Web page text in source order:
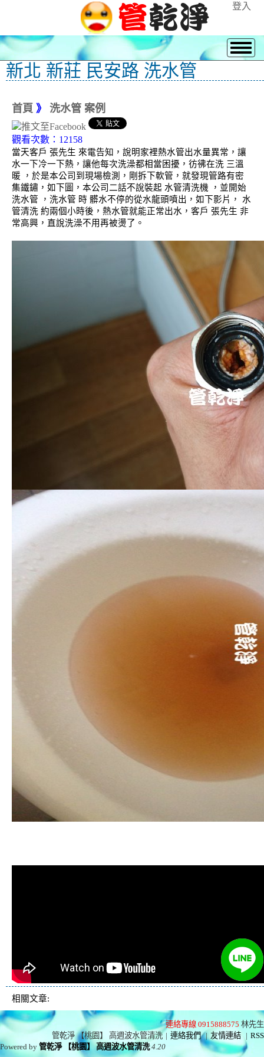
登入
新北 新莊 民安路 洗水管
首頁 》 洗水管 案例
觀看次數：12158
當天客戶 張先生 來電告知，說明家裡熱水管出水量異常，讓
水一下冷一下熱，讓他每次洗澡都相當困擾，彷彿在洗 三溫
暖 ，於是本公司到現場檢測，剛拆下軟管，就發現管路有密
集鐵鏽，如下圖，本公司二話不說裝起 水管清洗機 ，並開始
洗水管 ，洗水管 時 髒水不停的從水龍頭噴出，如下影片， 水
管清洗 約兩個小時後，熱水管就能正常出水，客戶 張先生 非
常高興，直說洗澡不用再被燙了。
相關文章:
連絡專線 0915888575 林先生
管乾淨 【桃園】 高週波水管清洗 | 連絡我們 | 友情連結 | RSS
Powered by管乾淨 【桃園】 高週波水管清洗 4.20